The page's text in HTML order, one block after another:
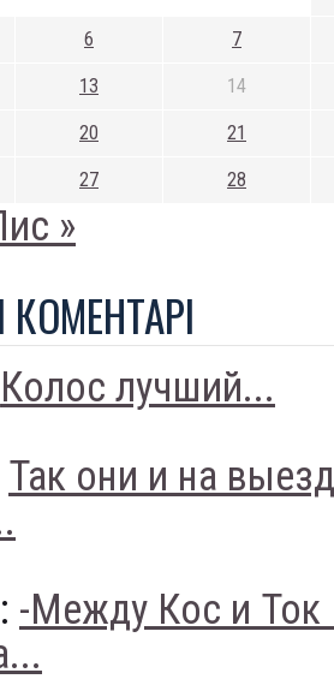
6 7
13 14
20 21
27 28
»
КОМЕНТАРI
Колос лучший...
Так они и на
-Между Кос и